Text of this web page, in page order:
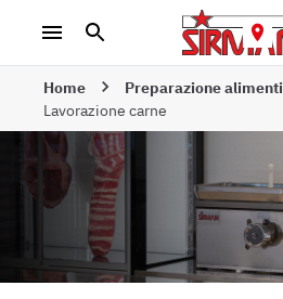
Home
Preparazione alimenti
Lavorazione carne